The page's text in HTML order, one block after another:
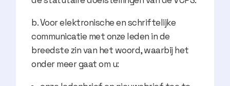
b. Voor elektronische en schriftelijke
communicatie met onze leden in de
breedste zin van het woord, waarbij het
onder meer gaat om u: